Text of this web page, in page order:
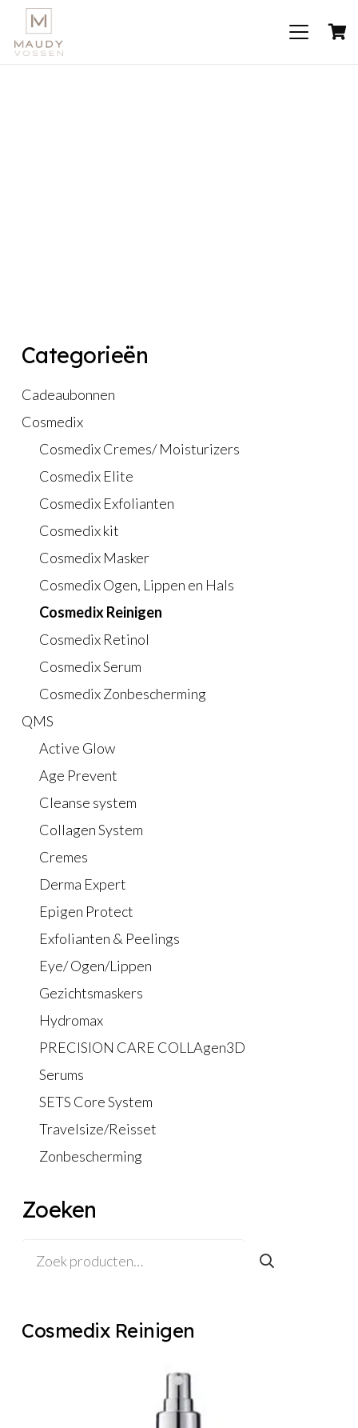
Categorieën
Cadeaubonnen
Cosmedix
Cosmedix Cremes/ Moisturizers
Cosmedix Elite
Cosmedix Exfolianten
Cosmedix kit
Cosmedix Masker
Cosmedix Ogen, Lippen en Hals
Cosmedix Reinigen
Cosmedix Retinol
Cosmedix Serum
Cosmedix Zonbescherming
QMS
Active Glow
Age Prevent
Cleanse system
Collagen System
Cremes
Derma Expert
Epigen Protect
Exfolianten & Peelings
Eye/ Ogen/Lippen
Gezichtsmaskers
Hydromax
PRECISION CARE COLLAgen3D
Serums
SETS Core System
Travelsize/Reisset
Zonbescherming
Zoeken
naar:
Cosmedix Reinigen